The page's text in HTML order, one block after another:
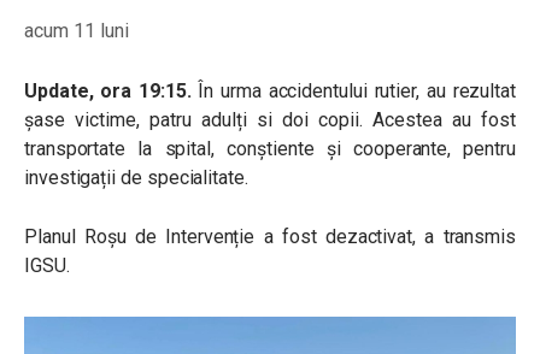
acum 11 luni
Update, ora 19:15. În urma accidentului rutier, au rezultat
șase victime, patru adulți si doi copii. Acestea au fost
transportate la spital, conștiente și cooperante, pentru
investigații de specialitate.
Planul Roșu de Intervenție a fost dezactivat, a transmis
IGSU.